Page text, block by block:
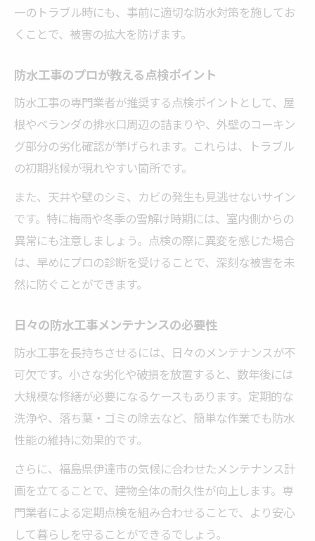
一のトラブル時にも、事前に適切な防水対策を施してお
くことで、被害の拡大を防げます。
防水工事のプロが教える点検ポイント
防水工事の専門業者が推奨する点検ポイントとして、屋
根やベランダの排水口周辺の詰まりや、外壁のコーキン
グ部分の劣化確認が挙げられます。これらは、トラブル
の初期兆候が現れやすい箇所です。
また、天井や壁のシミ、カビの発生も見逃せないサイン
です。特に梅雨や冬季の雪解け時期には、室内側からの
異常にも注意しましょう。点検の際に異変を感じた場合
は、早めにプロの診断を受けることで、深刻な被害を未
然に防ぐことができます。
日々の防水工事メンテナンスの必要性
防水工事を長持ちさせるには、日々のメンテナンスが不
可欠です。小さな劣化や破損を放置すると、数年後には
大規模な修繕が必要になるケースもあります。定期的な
洗浄や、落ち葉・ゴミの除去など、簡単な作業でも防水
性能の維持に効果的です。
さらに、福島県伊達市の気候に合わせたメンテナンス計
画を立てることで、建物全体の耐久性が向上します。専
門業者による定期点検を組み合わせることで、より安心
して暮らしを守ることができるでしょう。